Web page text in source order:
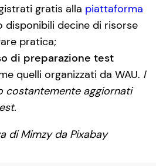
gratis alla piattaforma
disponibili decine di risorse
pratica;
di preparazione test
quelli organizzati da WAU. I
costantemente aggiornati
di Mimzy da Pixabay